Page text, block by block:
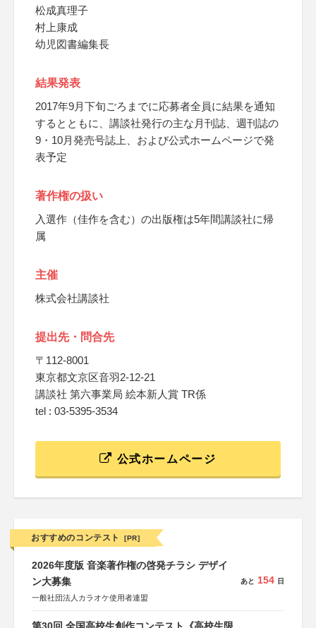
松成真理子
村上康成
幼児図書編集長
結果発表
2017年9月下旬ごろまでに応募者全員に結果を通知
するとともに、講談社発行の主な月刊誌、週刊誌の
9・10月発売号誌上、および公式ホームページで発
表予定
著作権の扱い
入選作（佳作を含む）の出版権は5年間講談社に帰
属
主催
株式会社講談社
提出先・問合先
〒112-8001
東京都文京区音羽2-12-21
講談社 第六事業局 絵本新人賞 TR係
tel : 03-5395-3534
公式ホームページ
おすすめのコンテスト [PR]
2026年度版 音楽著作権の啓発チラシ デザイ
ン大募集
一般社団法人カラオケ使用者連盟
あと 154 日